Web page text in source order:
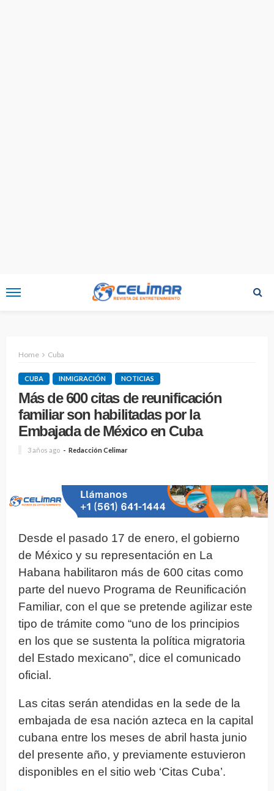
Home Cuba
CUBA INMIGRACIÓN NOTICIAS
Más de 600 citas de reunificación
familiar son habilitadas por la
Embajada de México en Cuba
3 años ago Redacción Celimar
Desde el pasado 17 de enero, el gobierno
de México y su representación en La
Habana habilitaron más de 600 citas como
parte del nuevo Programa de Reunificación
Familiar, con el que se pretende agilizar este
tipo de trámite como “uno de los principios
en los que se sustenta la política migratoria
del Estado mexicano”, dice el comunicado
oficial.
Las citas serán atendidas en la sede de la
embajada de esa nación azteca en la capital
cubana entre los meses de abril hasta junio
del presente año, y previamente estuvieron
disponibles en el sitio web ‘Citas Cuba’.